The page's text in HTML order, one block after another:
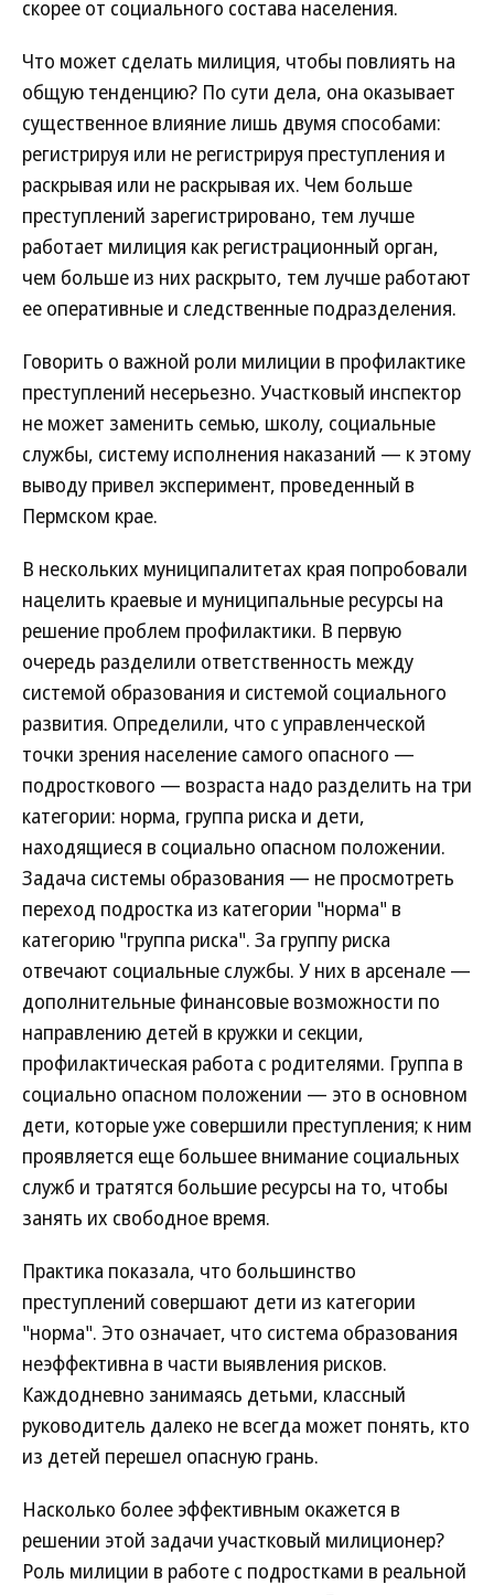
скорее от социального состава населения.
Что может сделать милиция, чтобы повлиять на
общую тенденцию? По сути дела, она оказывает
существенное влияние лишь двумя способами:
регистрируя или не регистрируя преступления и
раскрывая или не раскрывая их. Чем больше
преступлений зарегистрировано, тем лучше
работает милиция как регистрационный орган,
чем больше из них раскрыто, тем лучше работают
ее оперативные и следственные подразделения.
Говорить о важной роли милиции в профилактике
преступлений несерьезно. Участковый инспектор
не может заменить семью, школу, социальные
службы, систему исполнения наказаний — к этому
выводу привел эксперимент, проведенный в
Пермском крае.
В нескольких муниципалитетах края попробовали
нацелить краевые и муниципальные ресурсы на
решение проблем профилактики. В первую
очередь разделили ответственность между
системой образования и системой социального
развития. Определили, что с управленческой
точки зрения население самого опасного —
подросткового — возраста надо разделить на три
категории: норма, группа риска и дети,
находящиеся в социально опасном положении.
Задача системы образования — не просмотреть
переход подростка из категории "норма" в
категорию "группа риска". За группу риска
отвечают социальные службы. У них в арсенале —
дополнительные финансовые возможности по
направлению детей в кружки и секции,
профилактическая работа с родителями. Группа в
социально опасном положении — это в основном
дети, которые уже совершили преступления; к ним
проявляется еще большее внимание социальных
служб и тратятся большие ресурсы на то, чтобы
занять их свободное время.
Практика показала, что большинство
преступлений совершают дети из категории
"норма". Это означает, что система образования
неэффективна в части выявления рисков.
Каждодневно занимаясь детьми, классный
руководитель далеко не всегда может понять, кто
из детей перешел опасную грань.
Насколько более эффективным окажется в
решении этой задачи участковый милиционер?
Роль милиции в работе с подростками в реальной